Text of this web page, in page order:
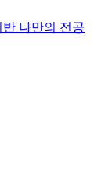
나만의 전공